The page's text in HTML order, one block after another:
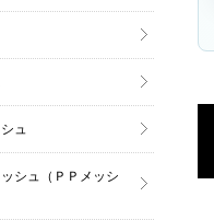
ュ
シュ（ＰＰメッシ